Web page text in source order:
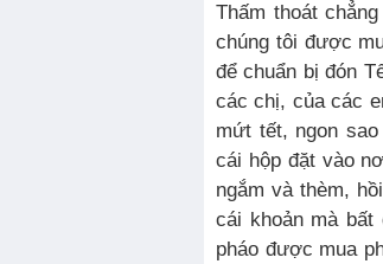
Thấm thoát
chúng tôi được
để chuẩn bị đón
các chị, của các
mứt tết, ngon
cái hộp đặt vào
ngắm và thèm,
cái khoản mà bất
pháo được mua